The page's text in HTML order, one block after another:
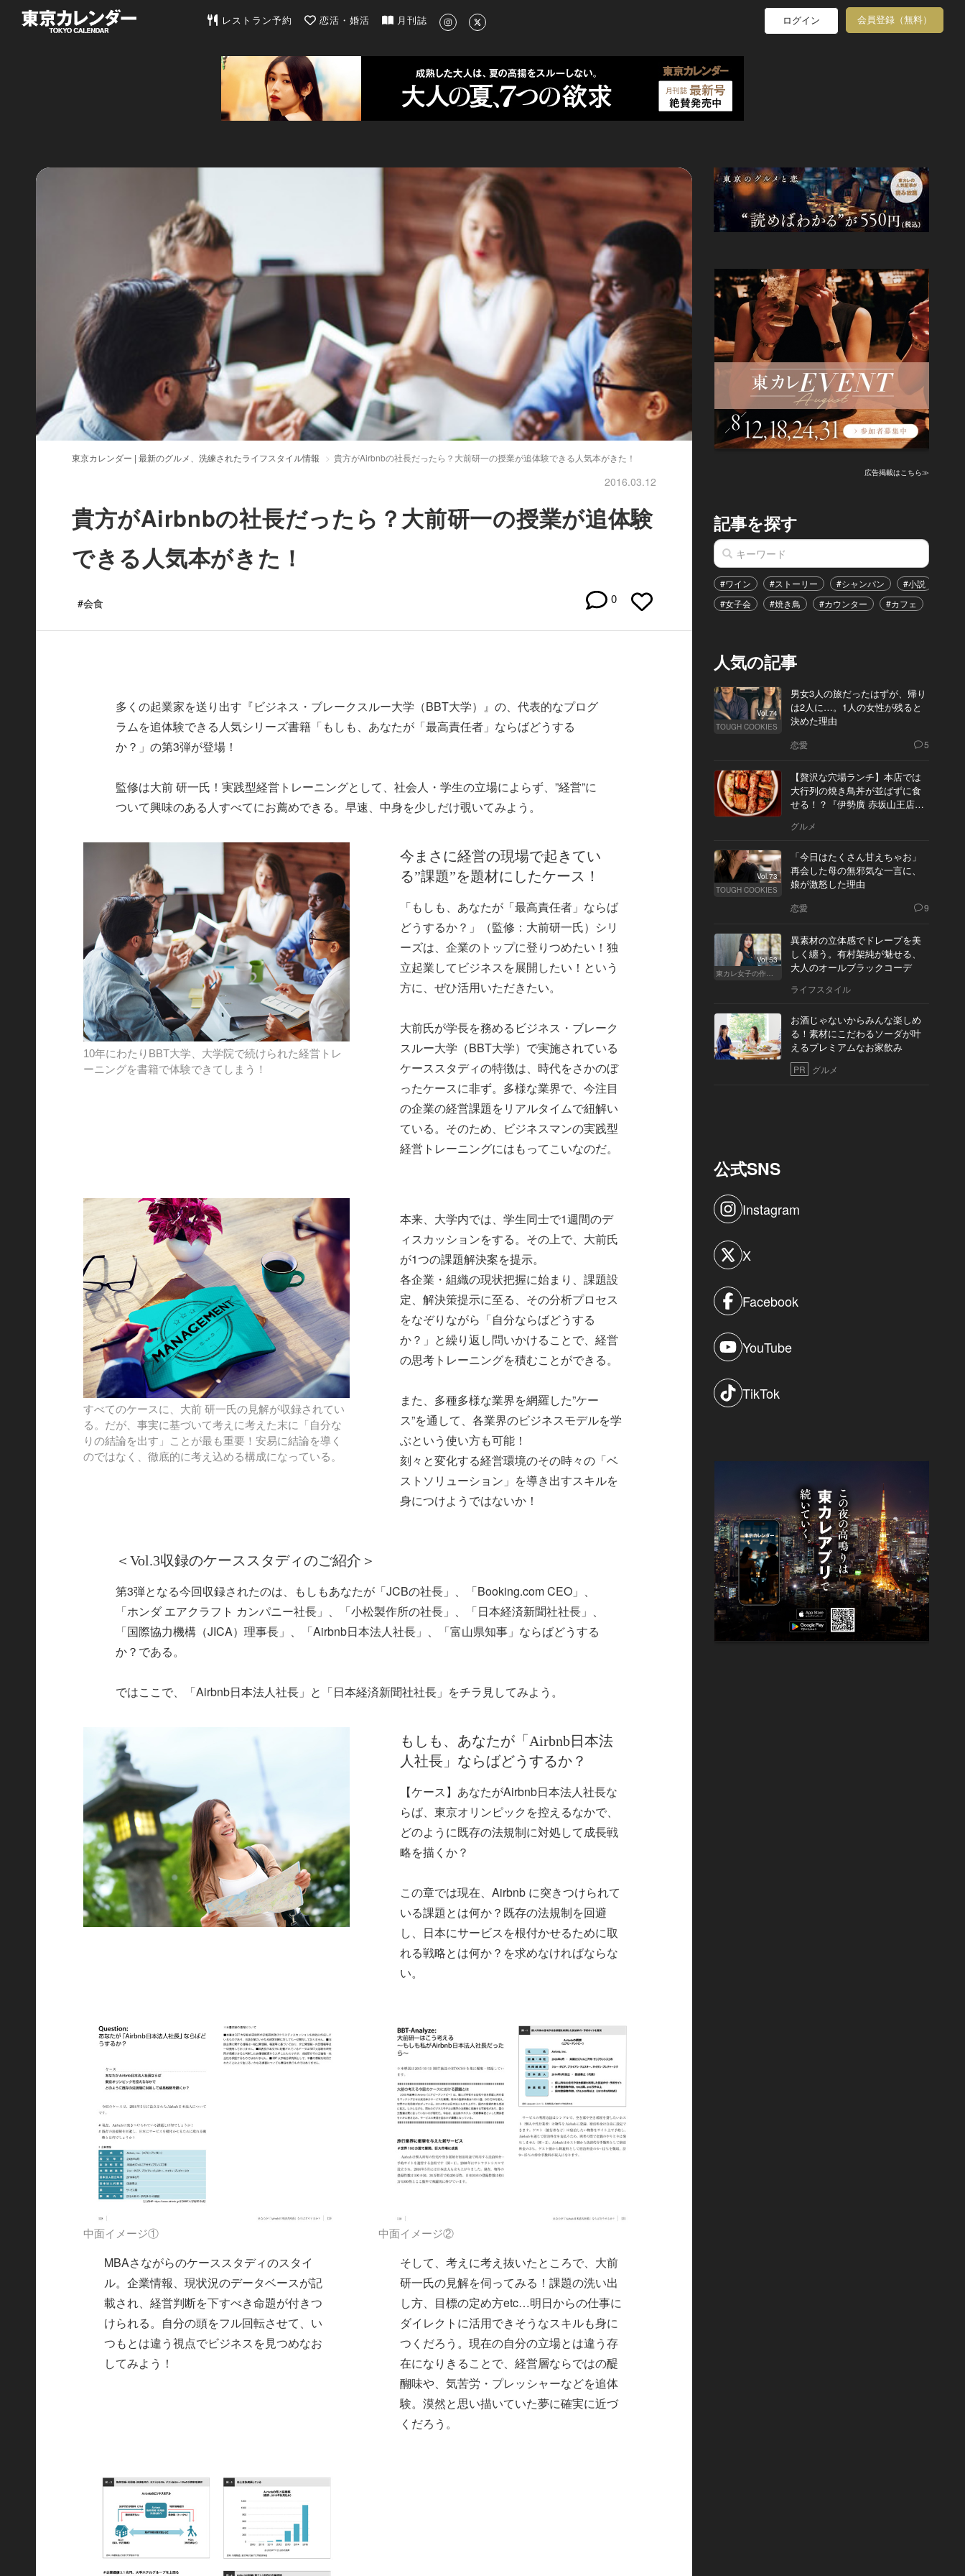
東京カレンダー | 最新のグルメ、洗練されたライフスタイル情報
レストラン予約 恋活・婚活 月刊誌 ログイン 会員登録（無料）
東京カレンダー | 最新のグルメ、洗練されたライフスタイル情報 貴方がAirbnbの社長だったら？大前研一の授業が追体験できる人気本がきた！
2016.03.12
貴方がAirbnbの社長だったら？大前研一の授業が追体験
できる人気本がきた！
#会食 0
多くの起業家を送り出す『ビジネス・ブレークスルー大学（BBT大学）』の、代表的なプログ
ラムを追体験できる人気シリーズ書籍「もしも、あなたが「最高責任者」ならばどうする
か？」の第3弾が登場！
監修は大前 研一氏！実践型経営トレーニングとして、社会人・学生の立場によらず、”経営”に
ついて興味のある人すべてにお薦めできる。早速、中身を少しだけ覗いてみよう。
10年にわたりBBT大学、大学院で続けられた経営トレ
ーニングを書籍で体験できてしまう！
今まさに経営の現場で起きてい
る”課題”を題材にしたケース！
「もしも、あなたが「最高責任者」ならば
どうするか？」（監修：大前研一氏）シリ
ーズは、企業のトップに登りつめたい！独
立起業してビジネスを展開したい！という
方に、ぜひ活用いただきたい。
大前氏が学長を務めるビジネス・ブレーク
スルー大学（BBT大学）で実施されている
ケーススタディの特徴は、時代をさかのぼ
ったケースに非ず。多様な業界で、今注目
の企業の経営課題をリアルタイムで紐解い
ている。そのため、ビジネスマンの実践型
経営トレーニングにはもってこいなのだ。
すべてのケースに、大前 研一氏の見解が収録されてい
る。だが、事実に基づいて考えに考えた末に「自分な
りの結論を出す」ことが最も重要！安易に結論を導く
のではなく、徹底的に考え込める構成になっている。
本来、大学内では、学生同士で1週間のデ
ィスカッションをする。その上で、大前氏
が1つの課題解決案を提示。
各企業・組織の現状把握に始まり、課題設
定、解決策提示に至る、その分析プロセス
をなぞりながら「自分ならばどうする
か？」と繰り返し問いかけることで、経営
の思考トレーニングを積むことができる。
また、多種多様な業界を網羅した”ケー
ス”を通して、各業界のビジネスモデルを学
ぶという使い方も可能！
刻々と変化する経営環境のその時々の「ベ
ストソリューション」を導き出すスキルを
身につけようではないか！
＜Vol.3収録のケーススタディのご紹介＞
第3弾となる今回収録されたのは、もしもあなたが「JCBの社長」、「Booking.com CEO」、
「ホンダ エアクラフト カンパニー社長」、「小松製作所の社長」、「日本経済新聞社社長」、
「国際協力機構（JICA）理事長」、「Airbnb日本法人社長」、「富山県知事」ならばどうする
か？である。
ではここで、「Airbnb日本法人社長」と「日本経済新聞社社長」をチラ見してみよう。
もしも、あなたが「Airbnb日本法
人社長」ならばどうするか？
【ケース】あなたがAirbnb日本法人社長な
らば、東京オリンピックを控えるなかで、
どのように既存の法規制に対処して成長戦
略を描くか？
この章では現在、Airbnb に突きつけられて
いる課題とは何か？既存の法規制を回避
し、日本にサービスを根付かせるために取
れる戦略とは何か？を求めなければならな
い。
中面イメージ①
MBAさながらのケーススタディのスタイ
ル。企業情報、現状況のデータベースが記
載され、経営判断を下すべき命題が付きつ
けられる。自分の頭をフル回転させて、い
つもとは違う視点でビジネスを見つめなお
してみよう！
中面イメージ②
そして、考えに考え抜いたところで、大前
研一氏の見解を伺ってみる！課題の洗い出
し方、目標の定め方etc…明日からの仕事に
ダイレクトに活用できそうなスキルも身に
つくだろう。現在の自分の立場とは違う存
在になりきることで、経営層ならではの醍
醐味や、気苦労・プレッシャーなどを追体
験。漠然と思い描いていた夢に確実に近づ
くだろう。
広告掲載はこちら≫
記事を探す
#ワイン #ストーリー #シャンパン #小説
#女子会
#焼き鳥 #カウンター #カフェ
人気の記事
Vol.74
TOUGH COOKIES
男女3人の旅だったはずが、帰り
は2人に…。1人の女性が残ると
決めた理由
恋愛 5
【贅沢な穴場ランチ】本店では
大行列の焼き鳥丼が並ばずに食
せる！？『伊勢廣 赤坂山王店』
グルメ
Vol.73
TOUGH COOKIES
「今日はたくさん甘えちゃお」
再会した母の無邪気な一言に、
娘が激怒した理由
恋愛 9
Vol.53
東カレ女子の作り方
異素材の立体感でドレープを美
しく纏う。有村架純が魅せる、
大人のオールブラックコーデ
ライフスタイル
お酒じゃないからみんな楽しめ
る！素材にこだわるソーダが叶
えるプレミアムなお家飲み
PR グルメ
公式SNS
Instagram
X
Facebook
YouTube
TikTok